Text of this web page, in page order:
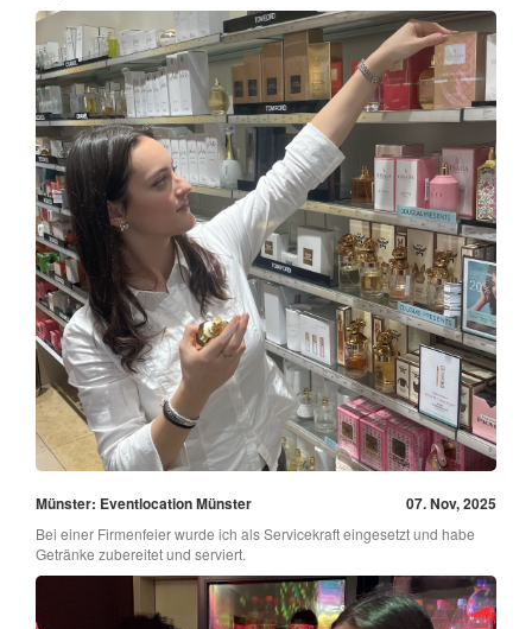
Münster: Eventlocation Münster 07. Nov, 2025
Bei einer Firmenfeier wurde ich als Servicekraft eingesetzt und habe
Getränke zubereitet und serviert.